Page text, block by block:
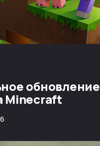
обновление
Minecraft